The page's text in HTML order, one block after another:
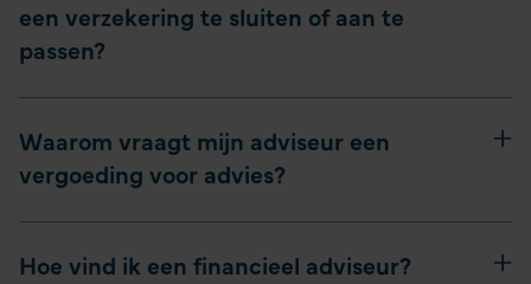
een verzekering te sluiten of aan te
passen?
Waarom vraagt mijn adviseur een
vergoeding voor advies?
Hoe vind ik een financieel adviseur?